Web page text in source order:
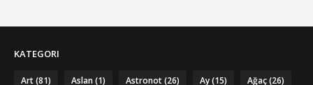
KATEGORI
Art(81) Aslan(1) Astronot(26) Ay(15) Ağaç(26)